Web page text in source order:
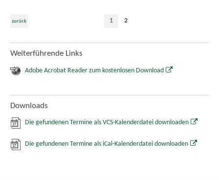
zurück 1 2
Weiterführende Links
Adobe Acrobat Reader zum kostenlosen Download
Downloads
Die gefundenen Termine als VCS-Kalenderdatei downloaden
Die gefundenen Termine als iCal-Kalenderdatei downloaden